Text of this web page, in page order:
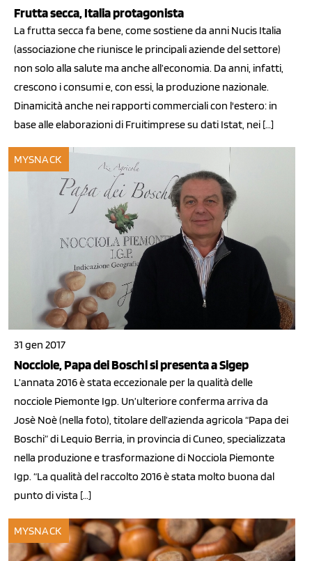
Frutta secca, Italia protagonista
La frutta secca fa bene, come sostiene da anni Nucis Italia
(associazione che riunisce le principali aziende del settore)
non solo alla salute ma anche all’economia. Da anni, infatti,
crescono i consumi e, con essi, la produzione nazionale.
Dinamicità anche nei rapporti commerciali con l'estero: in
base alle elaborazioni di Fruitimprese su dati Istat, nei […]
MYSNACK
31 gen 2017
Nocciole, Papa dei Boschi si presenta a Sigep
L’annata 2016 è stata eccezionale per la qualità delle
nocciole Piemonte Igp. Un’ulteriore conferma arriva da
Josè Noè (nella foto), titolare dell’azienda agricola “Papa dei
Boschi” di Lequio Berria, in provincia di Cuneo, specializzata
nella produzione e trasformazione di Nocciola Piemonte
Igp. “La qualità del raccolto 2016 è stata molto buona dal
punto di vista […]
MYSNACK